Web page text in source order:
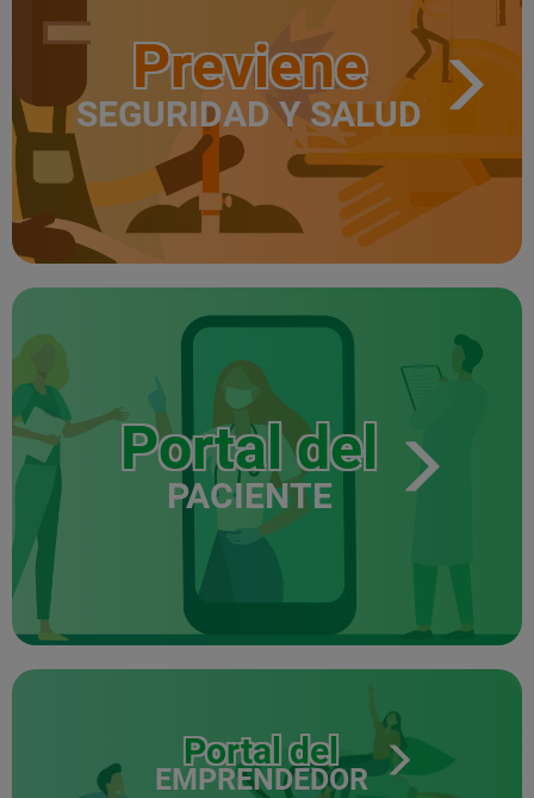
Previene
SEGURIDAD Y SALUD
Portal del
PACIENTE
Portal del
EMPRENDEDOR